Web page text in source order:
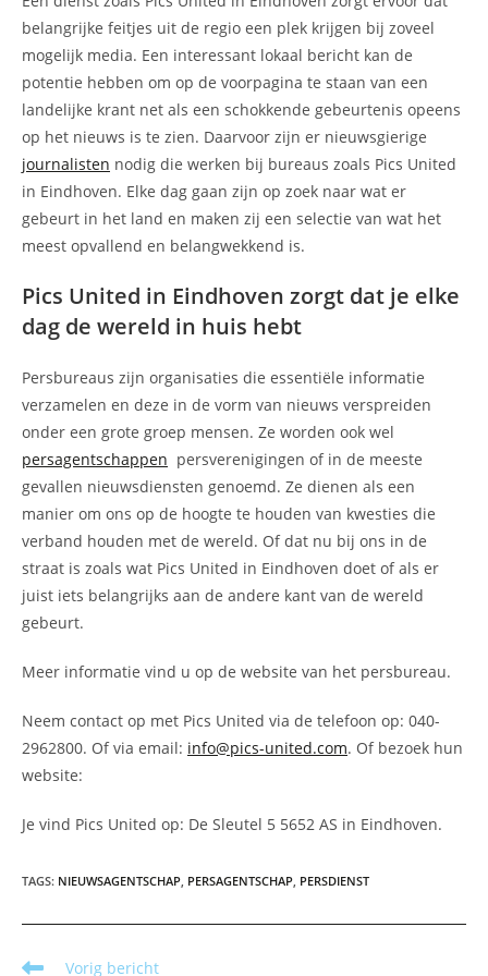
belangrijke feitjes uit de regio een plek krijgen bij zoveel
mogelijk media. Een interessant lokaal bericht kan de
potentie hebben om op de voorpagina te staan van een
landelijke krant net als een schokkende gebeurtenis opeens
op het nieuws is te zien. Daarvoor zijn er nieuwsgierige
journalisten nodig die werken bij bureaus zoals Pics United
in Eindhoven. Elke dag gaan zijn op zoek naar wat er
gebeurt in het land en maken zij een selectie van wat het
meest opvallend en belangwekkend is.
Pics United in Eindhoven zorgt dat je elke
dag de wereld in huis hebt
Persbureaus zijn organisaties die essentiële informatie
verzamelen en deze in de vorm van nieuws verspreiden
onder een grote groep mensen. Ze worden ook wel
persagentschappen persverenigingen of in de meeste
gevallen nieuwsdiensten genoemd. Ze dienen als een
manier om ons op de hoogte te houden van kwesties die
verband houden met de wereld. Of dat nu bij ons in de
straat is zoals wat Pics United in Eindhoven doet of als er
juist iets belangrijks aan de andere kant van de wereld
gebeurt.
Meer informatie vind u op de website van het persbureau.
Neem contact op met Pics United via de telefoon op: 040-
2962800. Of via email: info@pics-united.com. Of bezoek hun
website:
Je vind Pics United op: De Sleutel 5 5652 AS in Eindhoven.
TAGS: NIEUWSAGENTSCHAP PERSAGENTSCHAP PERSDIENST
Lees Vorig bericht